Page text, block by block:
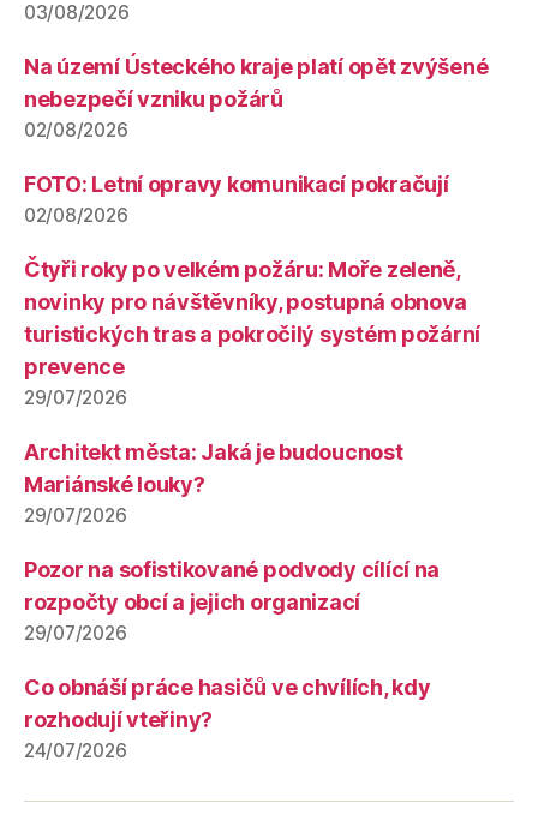
03/08/2026
Na území Ústeckého kraje platí opět zvýšené
nebezpečí vzniku požárů
02/08/2026
FOTO: Letní opravy komunikací pokračují
02/08/2026
Čtyři roky po velkém požáru: Moře zeleně,
novinky pro návštěvníky, postupná obnova
turistických tras a pokročilý systém požární
prevence
29/07/2026
Architekt města: Jaká je budoucnost
Mariánské louky?
29/07/2026
Pozor na sofistikované podvody cílící na
rozpočty obcí a jejich organizací
29/07/2026
Co obnáší práce hasičů ve chvílích, kdy
rozhodují vteřiny?
24/07/2026